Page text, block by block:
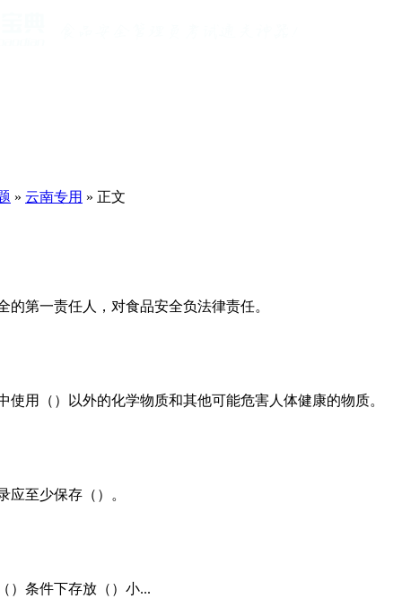
» 云南专用 » 正文
的第一责任人，对食品安全负法律责任。
使用（）以外的化学物质和其他可能危害人体健康的物质。
应至少保存（）。
）条件下存放（）小...